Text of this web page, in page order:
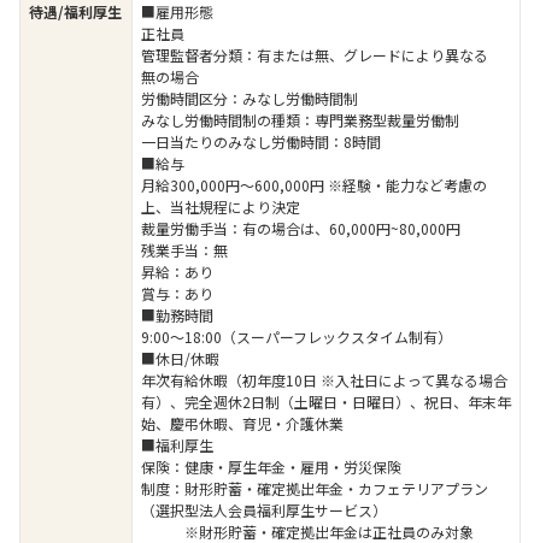
待遇/福利厚生
■雇用形態
正社員
管理監督者分類：有または無、グレードにより異なる
無の場合
労働時間区分：みなし労働時間制
みなし労働時間制の種類：専門業務型裁量労働制
一日当たりのみなし労働時間：8時間
■給与
月給300,000円～600,000円 ※経験・能力など考慮の
上、当社規程により決定
裁量労働手当：有の場合は、60,000円~80,000円
残業手当：無
昇給：あり
賞与：あり
■勤務時間
9:00～18:00（スーパーフレックスタイム制有）
■休日/休暇
年次有給休暇（初年度10日 ※入社日によって異なる場合
有）、完全週休2日制（土曜日・日曜日）、祝日、年末年
始、慶弔休暇、育児・介護休業
■福利厚生
保険：健康・厚生年金・雇用・労災保険
制度：財形貯蓄・確定拠出年金・カフェテリアプラン
（選択型法人会員福利厚生サービス）
※財形貯蓄・確定拠出年金は正社員のみ対象